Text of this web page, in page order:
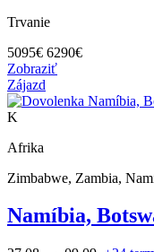
Trvanie
5095€ 6290€
Zobraziť
Zájazd
K
Afrika
Zimbabwe, Zambia,
Namíbia,